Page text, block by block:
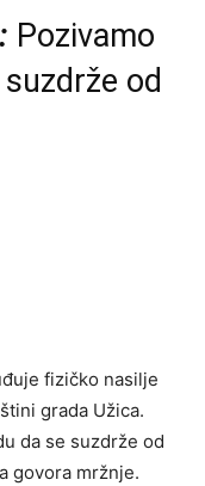
Pozivamo
od
fizičko nasilje
grada Užica.
da se suzdrže od
govora mržnje.